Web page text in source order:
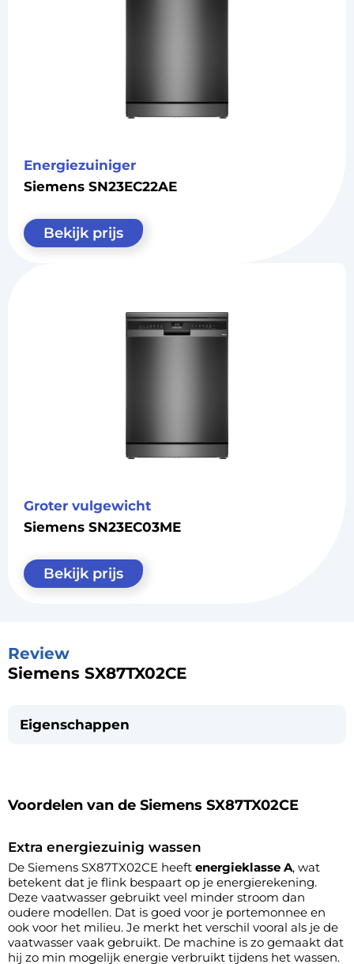
Energiezuiniger
Siemens SN23EC22AE
Bekijk prijs
Groter vulgewicht
Siemens SN23EC03ME
Bekijk prijs
Review
Siemens SX87TX02CE
Eigenschappen
Voordelen van de Siemens SX87TX02CE
Extra energiezuinig wassen
De Siemens SX87TX02CE heeft energieklasse A, wat
betekent dat je flink bespaart op je energierekening.
Deze vaatwasser gebruikt veel minder stroom dan
oudere modellen. Dat is goed voor je portemonnee en
ook voor het milieu. Je merkt het verschil vooral als je de
vaatwasser vaak gebruikt. De machine is zo gemaakt dat
hij zo min mogelijk energie verbruikt tijdens het wassen.